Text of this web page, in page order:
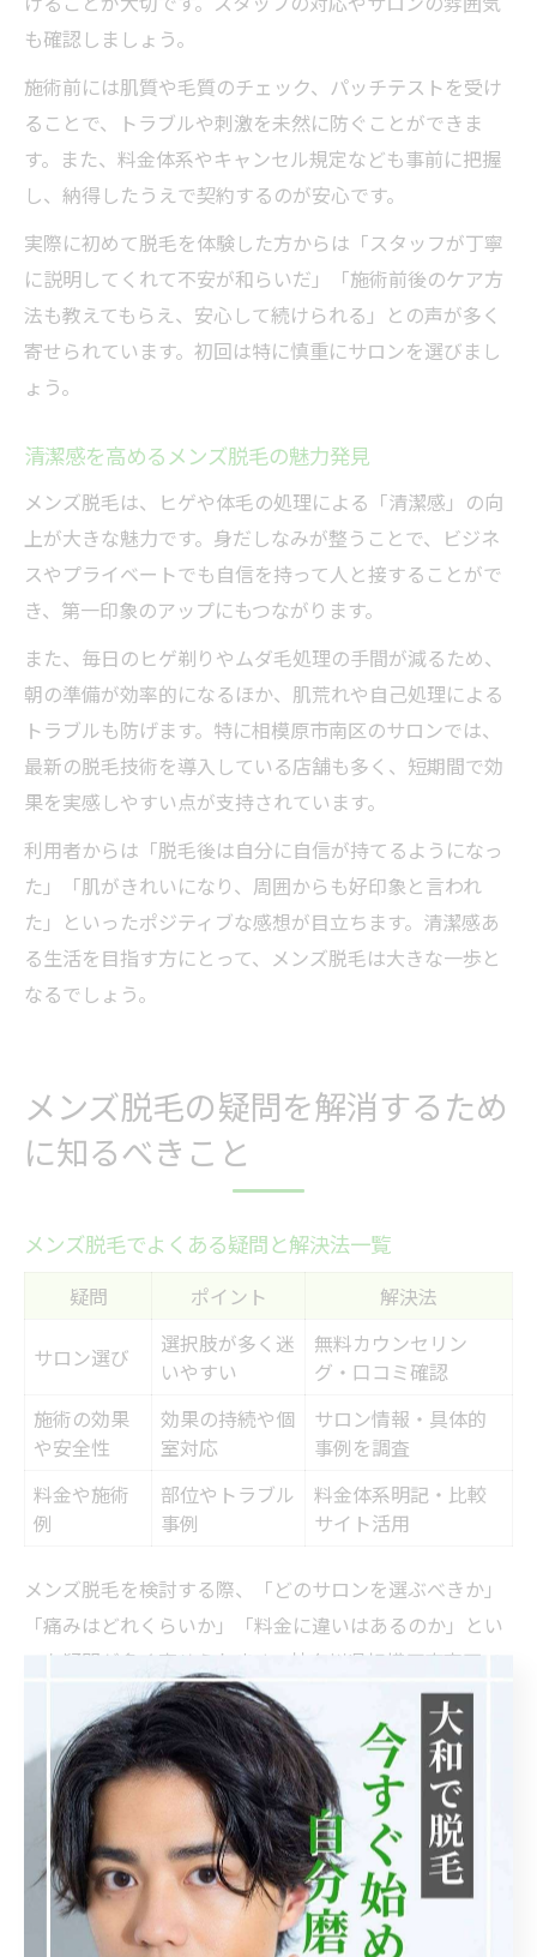
も確認しましょう。
施術前には肌質や毛質のチェック、パッチテストを受け
ることで、トラブルや刺激を未然に防ぐことができま
す。また、料金体系やキャンセル規定なども事前に把握
し、納得したうえで契約するのが安心です。
実際に初めて脱毛を体験した方からは「スタッフが丁寧
に説明してくれて不安が和らいだ」「施術前後のケア方
法も教えてもらえ、安心して続けられる」との声が多く
寄せられています。初回は特に慎重にサロンを選びまし
ょう。
清潔感を高めるメンズ脱毛の魅力発見
メンズ脱毛は、ヒゲや体毛の処理による「清潔感」の向
上が大きな魅力です。身だしなみが整うことで、ビジネ
スやプライベートでも自信を持って人と接することがで
き、第一印象のアップにもつながります。
また、毎日のヒゲ剃りやムダ毛処理の手間が減るため、
朝の準備が効率的になるほか、肌荒れや自己処理による
トラブルも防げます。特に相模原市南区のサロンでは、
最新の脱毛技術を導入している店舗も多く、短期間で効
果を実感しやすい点が支持されています。
利用者からは「脱毛後は自分に自信が持てるようになっ
た」「肌がきれいになり、周囲からも好印象と言われ
た」といったポジティブな感想が目立ちます。清潔感あ
る生活を目指す方にとって、メンズ脱毛は大きな一歩と
なるでしょう。
メンズ脱毛の疑問を解消するため
に知るべきこと
メンズ脱毛でよくある疑問と解決法一覧
疑問 ポイント 解決法
サロン選び
選択肢が多く迷
いやすい
無料カウンセリン
グ・口コミ確認
施術の効果
や安全性
効果の持続や個
室対応
サロン情報・具体的
事例を調査
料金や施術
例
部位やトラブル
事例
料金体系明記・比較
サイト活用
メンズ脱毛を検討する際、「どのサロンを選ぶべきか」
「痛みはどれくらいか」「料金に違いはあるのか」とい
った疑問が多く寄せられます。神奈川県相模原市南区で
もメンズ脱毛サロンや医療脱毛クリニックが増え、選択
肢が多い分、迷いが生じやすい状況です。
特に気になるのは、施術の効果や安全性、そしてプライ
バシーの確保です。例えば「ヒゲ脱毛の効果はどれくら
い持続するのか」「個室対応かどうか」など、口コミや
サロンの公式情報を参考に具体的な事例を調べることが
重要です。